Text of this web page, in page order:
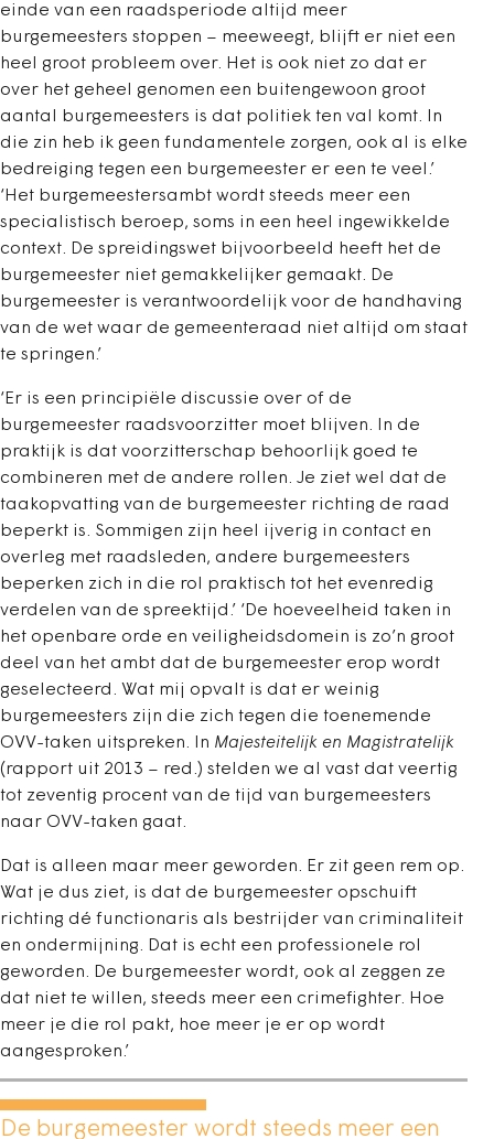
einde van een raadsperiode altijd meer
burgemeesters stoppen – meeweegt, blijft er niet een
heel groot probleem over. Het is ook niet zo dat er
over het geheel genomen een buitengewoon groot
aantal burgemeesters is dat politiek ten val komt. In
die zin heb ik geen fundamentele zorgen, ook al is elke
bedreiging tegen een burgemeester er een te veel.’
‘Het burgemeestersambt wordt steeds meer een
specialistisch beroep, soms in een heel ingewikkelde
context. De spreidingswet bijvoorbeeld heeft het de
burgemeester niet gemakkelijker gemaakt. De
burgemeester is verantwoordelijk voor de handhaving
van de wet waar de gemeenteraad niet altijd om staat
te springen.’
‘Er is een principiële discussie over of de
burgemeester raadsvoorzitter moet blijven. In de
praktijk is dat voorzitterschap behoorlijk goed te
combineren met de andere rollen. Je ziet wel dat de
taakopvatting van de burgemeester richting de raad
beperkt is. Sommigen zijn heel ijverig in contact en
overleg met raadsleden, andere burgemeesters
beperken zich in die rol praktisch tot het evenredig
verdelen van de spreektijd.’ ‘De hoeveelheid taken in
het openbare orde en veiligheidsdomein is zo’n groot
deel van het ambt dat de burgemeester erop wordt
geselecteerd. Wat mij opvalt is dat er weinig
burgemeesters zijn die zich tegen die toenemende
OVV-taken uitspreken. In Majesteitelijk en Magistratelijk
(rapport uit 2013 – red.) stelden we al vast dat veertig
tot zeventig procent van de tijd van burgemeesters
naar OVV-taken gaat.
Dat is alleen maar meer geworden. Er zit geen rem op.
Wat je dus ziet, is dat de burgemeester opschuift
richting dé functionaris als bestrijder van criminaliteit
en ondermijning. Dat is echt een professionele rol
geworden. De burgemeester wordt, ook al zeggen ze
dat niet te willen, steeds meer een crimefighter. Hoe
meer je die rol pakt, hoe meer je er op wordt
aangesproken.’
De burgemeester wordt steeds meer een